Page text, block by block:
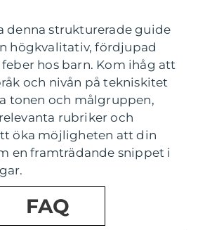
denna strukturerade guide
högkvalitativ, fördjupad
hos barn. Kom ihåg att
och nivån på tekniskitet
tonen och målgruppen,
rubriker och
öka möjligheten att din
en framträdande snippet i
FAQ